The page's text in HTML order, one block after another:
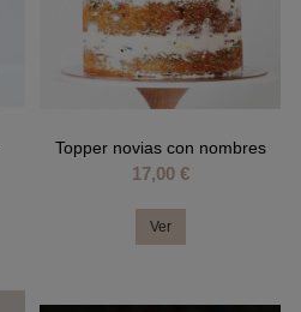
Topper novias con nombres
17,00 €
Ver